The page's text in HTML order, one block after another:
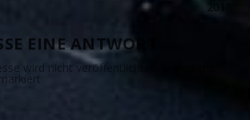
2016
EINE ANTWORT
wird nicht veröffentlicht.